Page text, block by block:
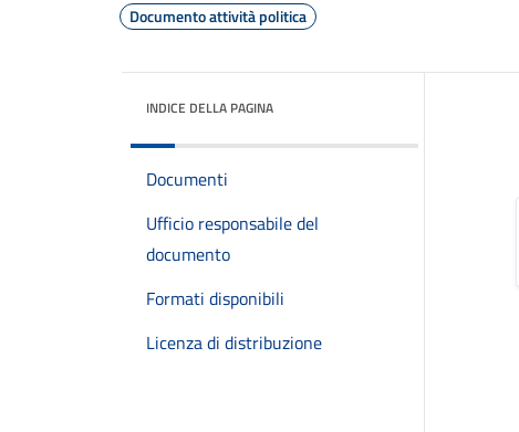
Documento attività politica
INDICE DELLA PAGINA
Documenti
Ufficio responsabile del
documento
Formati disponibili
Licenza di distribuzione